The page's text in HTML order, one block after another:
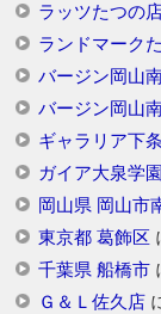
ラッツたつの
ランドマーク
バージン岡山
バージン岡山
ギャラリア下
ガイア大泉学
岡山県 岡山市
東京都 葛飾区
千葉県 船橋市
Ｇ＆Ｌ佐久店